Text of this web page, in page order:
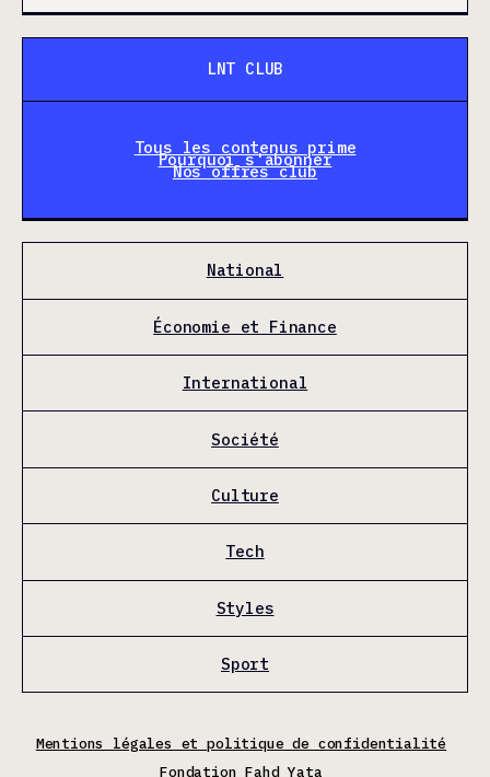
LNT CLUB
Tous les contenus prime
Pourquoi s'abonner
Nos offres club
National
Économie et Finance
International
Société
Culture
Tech
Styles
Sport
Mentions légales et politique de confidentialité
Fondation Fahd Yata